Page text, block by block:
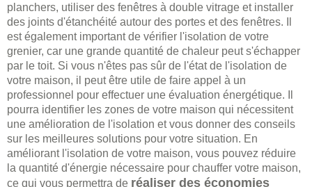
planchers, utiliser des fenêtres à double vitrage et installer
des joints d'étanchéité autour des portes et des fenêtres. Il
est également important de vérifier l'isolation de votre
grenier, car une grande quantité de chaleur peut s'échapper
par le toit. Si vous n'êtes pas sûr de l'état de l'isolation de
votre maison, il peut être utile de faire appel à un
professionnel pour effectuer une évaluation énergétique. Il
pourra identifier les zones de votre maison qui nécessitent
une amélioration de l'isolation et vous donner des conseils
sur les meilleures solutions pour votre situation. En
améliorant l'isolation de votre maison, vous pouvez réduire
la quantité d'énergie nécessaire pour chauffer votre maison,
ce qui vous permettra de réaliser des économies